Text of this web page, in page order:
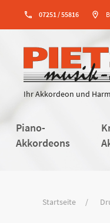
phone 07251 / 55816 location_on
Ihr Akkordeon und
Piano-
Akkordeons
Startseite